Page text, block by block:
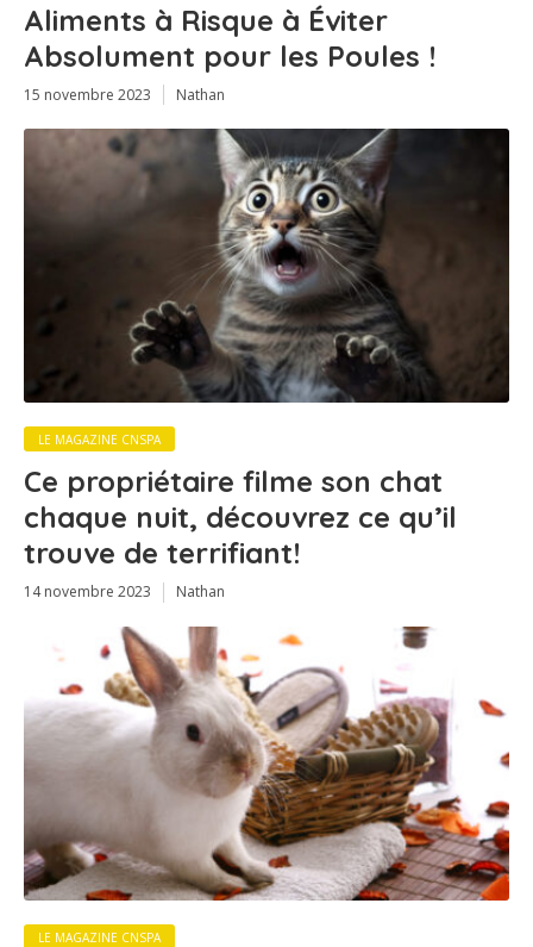
Aliments à Risque à Éviter
Absolument pour les Poules !
15 novembre 2023 Nathan
LE MAGAZINE CNSPA
Ce propriétaire filme son chat
chaque nuit, découvrez ce qu’il
trouve de terrifiant!
14 novembre 2023 Nathan
LE MAGAZINE CNSPA